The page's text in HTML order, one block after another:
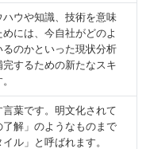
ウや知識、技術を意味
には、今自社がどのよ
のかといった現状分析
するための新たなスキ
葉です。明文化されて
解」のようなものまで
ル」と呼ばれます。